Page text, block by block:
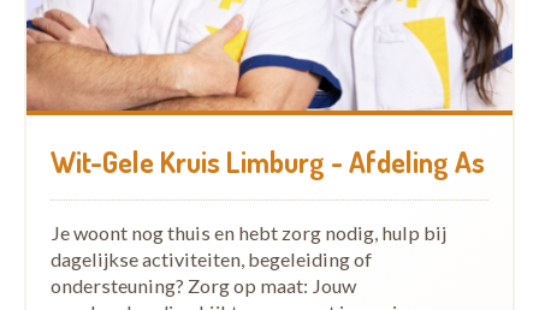
Wit-Gele Kruis Limburg - Afdeling As
Je woont nog thuis en hebt zorg nodig, hulp bij
dagelijkse activiteiten, begeleiding of
ondersteuning? Zorg op maat: Jouw